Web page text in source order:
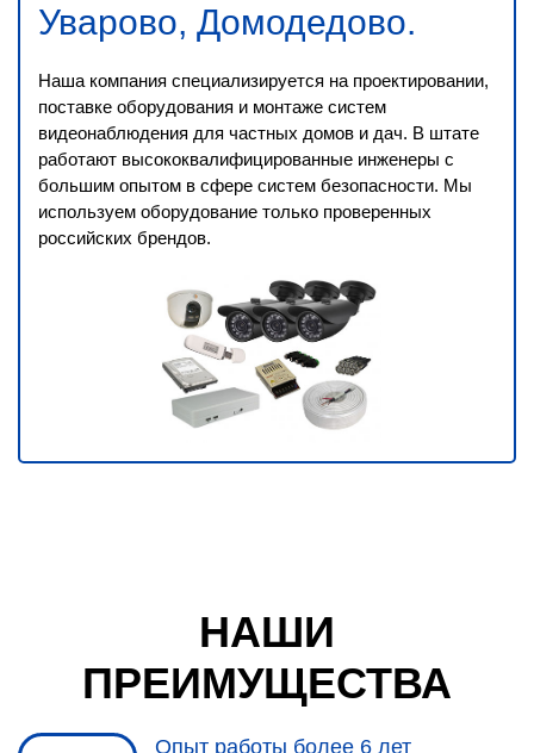
Уварово, Домодедово.
Наша компания специализируется на проектировании,
поставке оборудования и монтаже систем
видеонаблюдения для частных домов и дач. В штате
работают высококвалифицированные инженеры с
большим опытом в сфере систем безопасности. Мы
используем оборудование только проверенных
российских брендов.
НАШИ
ПРЕИМУЩЕСТВА
Опыт работы более 6 лет